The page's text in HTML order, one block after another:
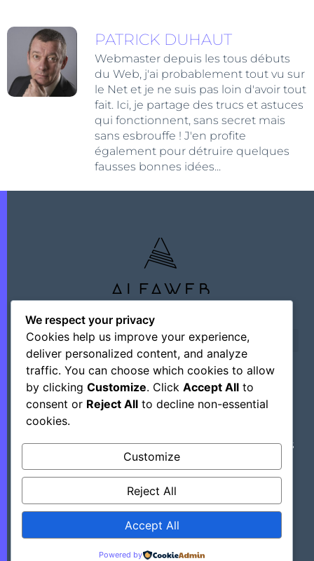
PATRICK DUHAUT
Webmaster depuis les tous débuts
du Web, j'ai probablement tout vu sur
le Net et je ne suis pas loin d'avoir tout
fait. Ici, je partage des trucs et astuces
qui fonctionnent, sans secret mais
sans esbrouffe ! J'en profite
également pour détruire quelques
fausses bonnes idées...
©+2026 Outsourcing Network Intelligence
Découvrez Des Astuces, Des Hacks Et Des
Outils Régulièrement En Mettant Ce Site
Dans Vos Favoris.
>> Tous Les Hacks Sont Ici
We respect your privacy
Cookies help us improve your experience,
deliver personalized content, and analyze
traffic. You can choose which cookies to allow
by clicking Customize. Click Accept All to
consent or Reject All to decline non-essential
cookies.
Customize
Reject All
Accept All
Powered by